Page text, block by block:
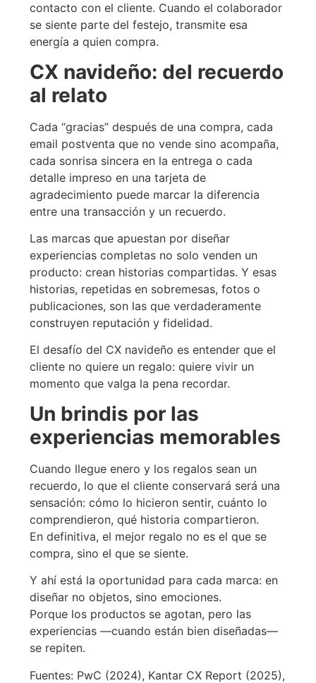
contacto con el cliente. Cuando el colaborador
se siente parte del festejo, transmite esa
energía a quien compra.
CX navideño: del recuerdo
al relato
Cada “gracias” después de una compra, cada
email postventa que no vende sino acompaña,
cada sonrisa sincera en la entrega o cada
detalle impreso en una tarjeta de
agradecimiento puede marcar la diferencia
entre una transacción y un recuerdo.
Las marcas que apuestan por diseñar
experiencias completas no solo venden un
producto: crean historias compartidas. Y esas
historias, repetidas en sobremesas, fotos o
publicaciones, son las que verdaderamente
construyen reputación y fidelidad.
El desafío del CX navideño es entender que el
cliente no quiere un regalo: quiere vivir un
momento que valga la pena recordar.
Un brindis por las
experiencias memorables
Cuando llegue enero y los regalos sean un
recuerdo, lo que el cliente conservará será una
sensación: cómo lo hicieron sentir, cuánto lo
comprendieron, qué historia compartieron.
En definitiva, el mejor regalo no es el que se
compra, sino el que se siente.
Y ahí está la oportunidad para cada marca: en
diseñar no objetos, sino emociones.
Porque los productos se agotan, pero las
experiencias —cuando están bien diseñadas—
se repiten.
Fuentes: PwC (2024), Kantar CX Report (2025),